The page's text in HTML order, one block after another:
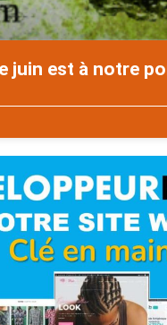
juin est à notre